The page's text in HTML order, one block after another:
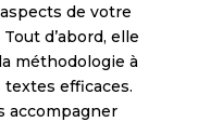
de votre
d’abord, elle
méthodologie à
efficaces.
accompagner